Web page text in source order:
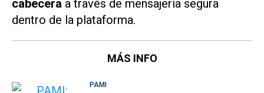
cabecera a través de mensajería segura
dentro de la plataforma.
MÁS INFO
PAMI